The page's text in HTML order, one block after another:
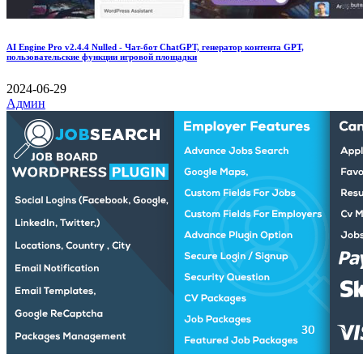
AI Engine Pro v2.4.4 Nulled - Чат-бот ChatGPT, генератор контента GPT,
пользовательские функции игровой площадки
2024-06-29
Админ